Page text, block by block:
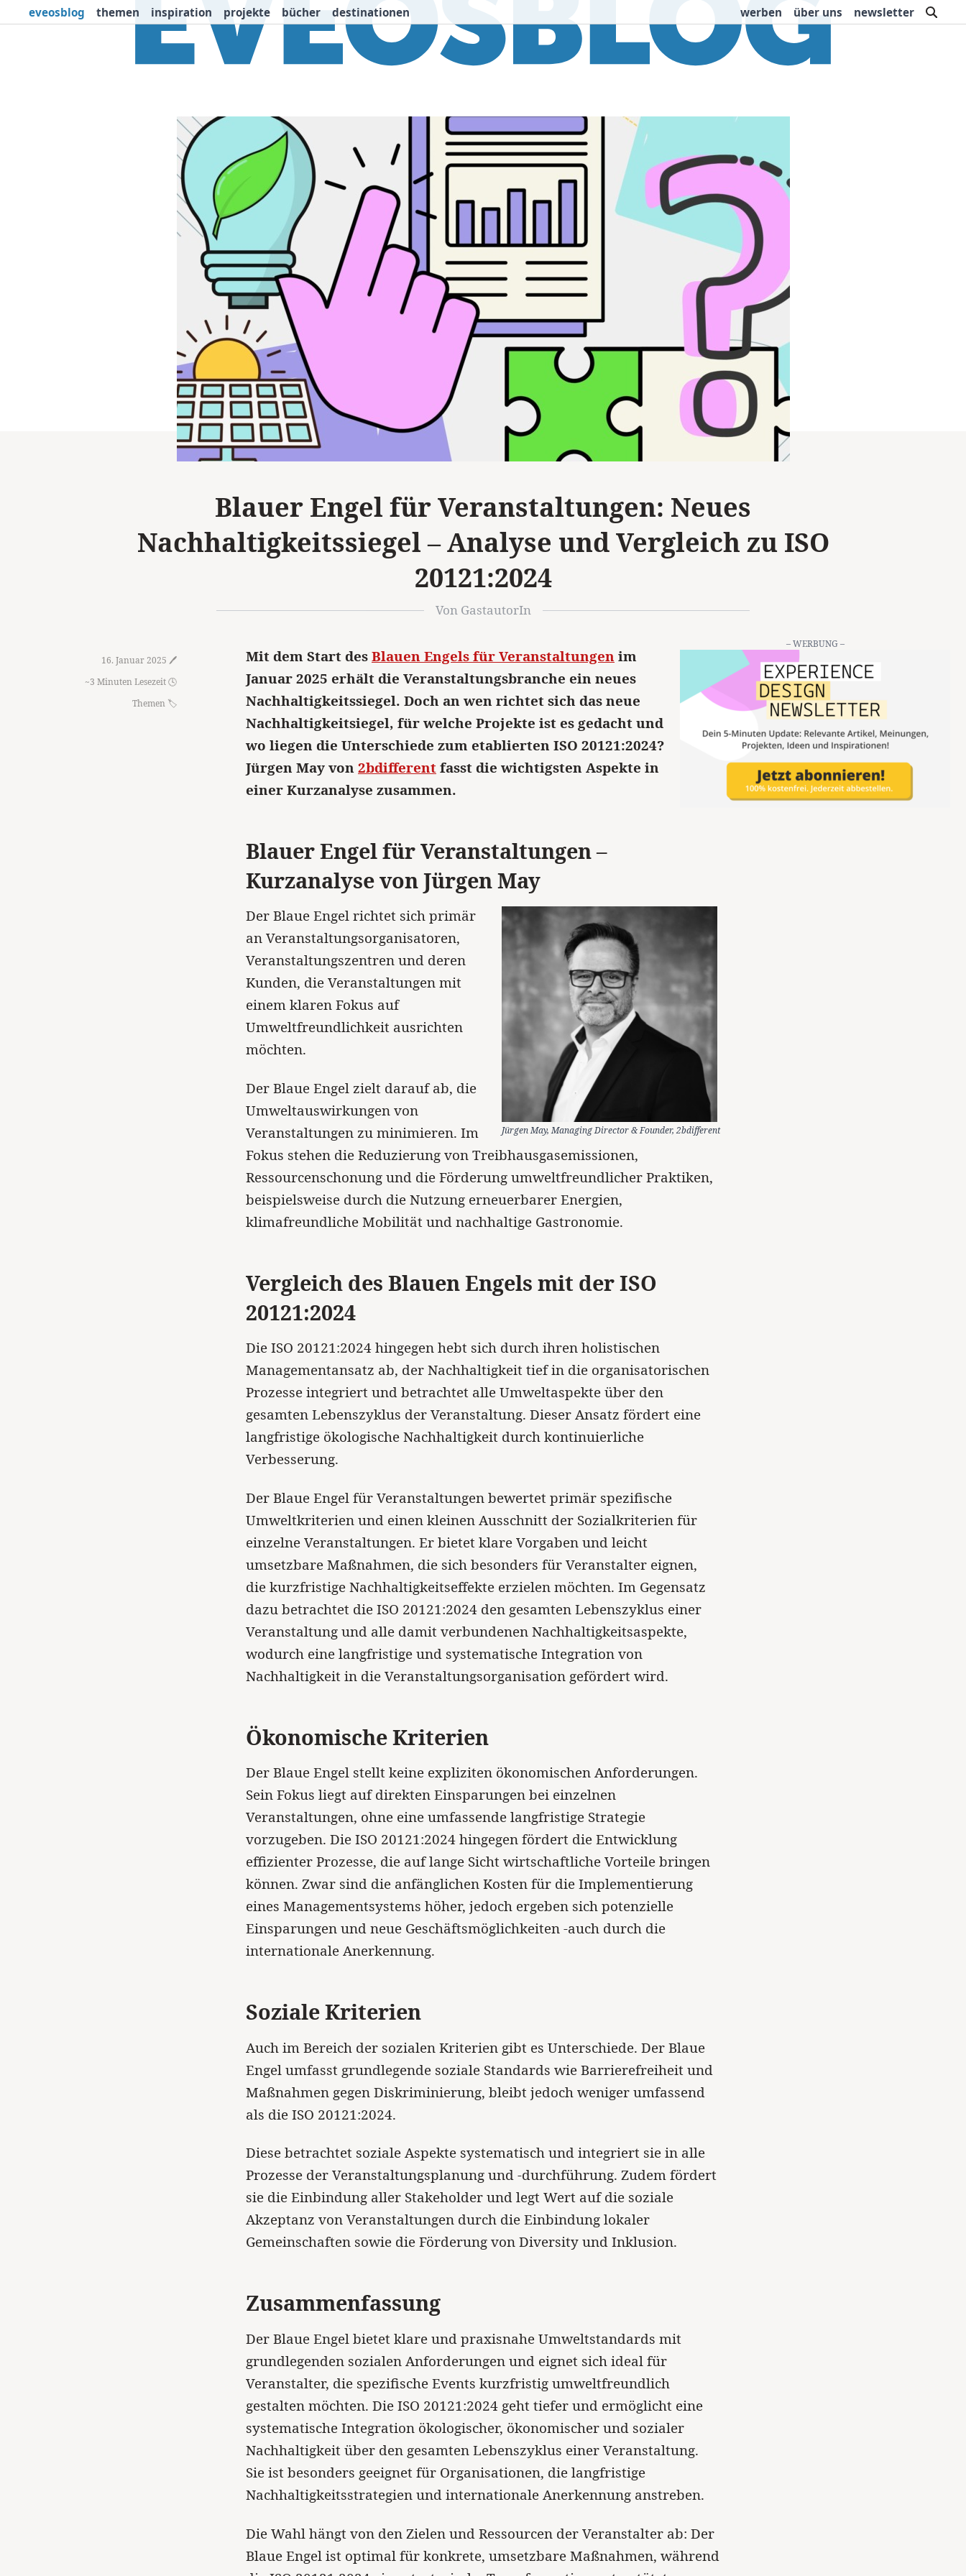
eveosblog themen inspiration projekte bücher destinationen werben über uns newsletter
Projekte Inspiration Destinationen Über uns Werbung
Buchtipps
Blauer Engel für Veranstaltungen: Neues
Nachhaltigkeitssiegel – Analyse und Vergleich zu ISO
20121:2024
Von GastautorIn
16. Januar 2025 🖊️
~3 Minuten Lesezeit 🕓
Themen
– WERBUNG –
Mit dem Start desBlauen Engels für Veranstaltungen im
Januar 2025 erhält die Veranstaltungsbranche ein neues
Nachhaltigkeitssiegel. Doch an wen richtet sich das neue
Nachhaltigkeitsiegel, für welche Projekte ist es gedacht und
wo liegen die Unterschiede zum etablierten ISO 20121:2024?
Jürgen May von 2bdifferentfasst die wichtigsten Aspekte in
einer Kurzanalyse zusammen.
Blauer Engel für Veranstaltungen –
Kurzanalyse von Jürgen May
Jürgen May, Managing Director & Founder, 2bdifferent
Der Blaue Engel richtet sich primär
an Veranstaltungsorganisatoren,
Veranstaltungszentren und deren
Kunden, die Veranstaltungen mit
einem klaren Fokus auf
Umweltfreundlichkeit ausrichten
möchten.
Der Blaue Engel zielt darauf ab, die
Umweltauswirkungen von
Veranstaltungen zu minimieren. Im
Fokus stehen die Reduzierung von Treibhausgasemissionen,
Ressourcenschonung und die Förderung umweltfreundlicher Praktiken,
beispielsweise durch die Nutzung erneuerbarer Energien,
klimafreundliche Mobilität und nachhaltige Gastronomie.
Vergleich des Blauen Engels mit der ISO
20121:2024
Die ISO 20121:2024 hingegen hebt sich durch ihren holistischen
Managementansatz ab, der Nachhaltigkeit tief in die organisatorischen
Prozesse integriert und betrachtet alle Umweltaspekte über den
gesamten Lebenszyklus der Veranstaltung. Dieser Ansatz fördert eine
langfristige ökologische Nachhaltigkeit durch kontinuierliche
Verbesserung.
Der Blaue Engel für Veranstaltungen bewertet primär spezifische
Umweltkriterien und einen kleinen Ausschnitt der Sozialkriterien für
einzelne Veranstaltungen. Er bietet klare Vorgaben und leicht
umsetzbare Maßnahmen, die sich besonders für Veranstalter eignen,
die kurzfristige Nachhaltigkeitseffekte erzielen möchten. Im Gegensatz
dazu betrachtet die ISO 20121:2024 den gesamten Lebenszyklus einer
Veranstaltung und alle damit verbundenen Nachhaltigkeitsaspekte,
wodurch eine langfristige und systematische Integration von
Nachhaltigkeit in die Veranstaltungsorganisation gefördert wird.
Ökonomische Kriterien
Der Blaue Engel stellt keine expliziten ökonomischen Anforderungen.
Sein Fokus liegt auf direkten Einsparungen bei einzelnen
Veranstaltungen, ohne eine umfassende langfristige Strategie
vorzugeben. Die ISO 20121:2024 hingegen fördert die Entwicklung
effizienter Prozesse, die auf lange Sicht wirtschaftliche Vorteile bringen
können. Zwar sind die anfänglichen Kosten für die Implementierung
eines Managementsystems höher, jedoch ergeben sich potenzielle
Einsparungen und neue Geschäftsmöglichkeiten -auch durch die
internationale Anerkennung.
Soziale Kriterien
Auch im Bereich der sozialen Kriterien gibt es Unterschiede. Der Blaue
Engel umfasst grundlegende soziale Standards wie Barrierefreiheit und
Maßnahmen gegen Diskriminierung, bleibt jedoch weniger umfassend
als die ISO 20121:2024.
Diese betrachtet soziale Aspekte systematisch und integriert sie in alle
Prozesse der Veranstaltungsplanung und -durchführung. Zudem fördert
sie die Einbindung aller Stakeholder und legt Wert auf die soziale
Akzeptanz von Veranstaltungen durch die Einbindung lokaler
Gemeinschaften sowie die Förderung von Diversity und Inklusion.
Zusammenfassung
Der Blaue Engel bietet klare und praxisnahe Umweltstandards mit
grundlegenden sozialen Anforderungen und eignet sich ideal für
Veranstalter, die spezifische Events kurzfristig umweltfreundlich
gestalten möchten. Die ISO 20121:2024 geht tiefer und ermöglicht eine
systematische Integration ökologischer, ökonomischer und sozialer
Nachhaltigkeit über den gesamten Lebenszyklus einer Veranstaltung.
Sie ist besonders geeignet für Organisationen, die langfristige
Nachhaltigkeitsstrategien und internationale Anerkennung anstreben.
Die Wahl hängt von den Zielen und Ressourcen der Veranstalter ab: Der
Blaue Engel ist optimal für konkrete, umsetzbare Maßnahmen, während